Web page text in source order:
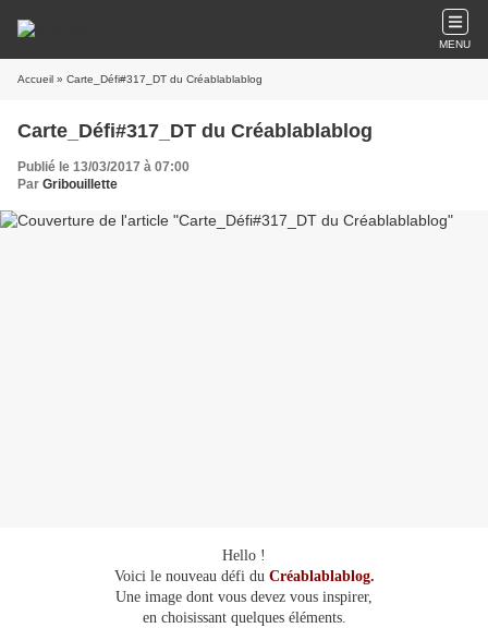
MENU
Accueil » Carte_Défi#317_DT du Créablablablog
Carte_Défi#317_DT du Créablablablog
Publié le 13/03/2017 à 07:00
Par Gribouillette
Hello !
Voici le nouveau défi du Créablablablog.
Une image dont vous devez vous inspirer,
en choisissant quelques éléments.